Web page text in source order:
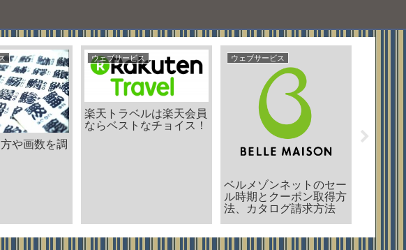
住まい・生活
阪急バス
ウェブサービス
スポーツデポの店舗情報
とオンラインストア
オートバックスの店舗
営業時間、メンバーズ
ードとセールについて